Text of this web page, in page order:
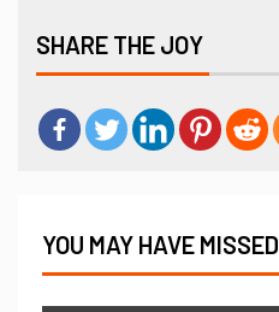
SHARE THE JOY
YOU MAY HAVE MISSED